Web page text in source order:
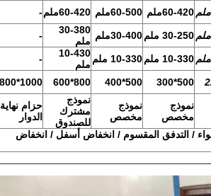
60-420ملم 60-500ملم 60-420ملم
-
30-250 ملم 30-400ملم
30-380
ملم
-
10-330 ملم 10-330 ملم
10-430
ملم
-
500*300
500*400
800*600
1000*800
نموذج
مخصص
نموذج
مخصص
نموذج
مشترك
للصندوق
حزام نهاية
الدوار
/ التدفق المقسوم / انخفاض أسفل / انخفاض